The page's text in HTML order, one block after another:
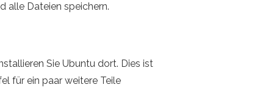
alle Dateien speichern.
Sie Ubuntu dort. Dies ist
für ein paar weitere Teile